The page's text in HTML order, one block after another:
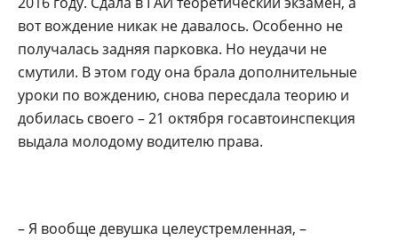
вот вождение никак не давалось. Особенно не
получалась задняя парковка. Но неудачи не
смутили. В этом году она брала дополнительные
уроки по вождению, снова пересдала теорию и
добилась своего – 21 октября госавтоинспекция
выдала молодому водителю права.
– Я вообще девушка целеустремленная, –